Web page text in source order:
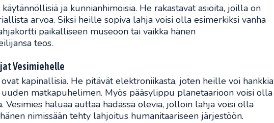
ja kunnianhimoisia. He rakastavat asioita, joilla on
arvoa. Siksi heille sopiva lahja voisi olla esimerkiksi vanha
paikalliseen museoon tai vaikka hänen
teos.
Vesimiehelle
kapinallisia. He pitävät elektroniikasta, joten heille voi hankkia
matkapuhelimen. Myös pääsylippu planetaarioon voisi olla
Vesimies haluaa auttaa hädässä olevia, jolloin lahja voisi olla
nimissään tehty lahjoitus humanitaariseen järjestöön.